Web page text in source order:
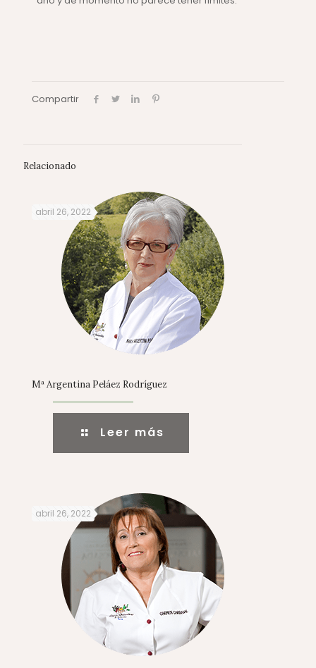
Compartir
Relacionado
abril 26, 2022
Mª Argentina Peláez Rodríguez
Leer más
abril 26, 2022